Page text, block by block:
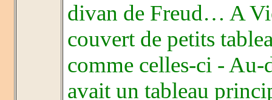
divan de Freud… A
couvert de petits
comme celles-ci - Au-
avait un tableau